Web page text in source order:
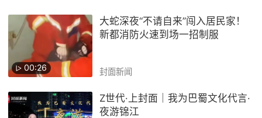
00:26
大蛇深夜“不请自来”闯入居民家！
新都消防火速到场一招制服
封面新闻
Z世代·上封面｜我为巴蜀文化代言·
夜游锦江